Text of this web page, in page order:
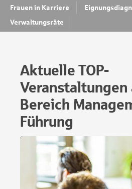
Frauen in Karriere
Verwaltungsräte
Aktuelle TOP-
Veranstaltungen
Bereich
Führung